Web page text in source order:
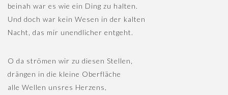
beinah war es wie ein Ding zu halten.
Und doch war kein Wesen in der kalten
Nacht, das mir unendlicher entgeht.
O da strömen wir zu diesen Stellen,
drängen in die kleine Oberfläche
alle Wellen unsres Herzens,